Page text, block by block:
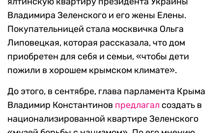
Владимира Зеленского и его жены Елены.
Покупательницей стала москвичка Ольга
Липовецкая, которая рассказала, что дом
приобретен для себя и семьи, «чтобы дети
пожили в хорошем крымском климате».
До этого, в сентябре, глава парламента Крыма
Владимир Константинов предлагал создать в
национализированной квартире Зеленского